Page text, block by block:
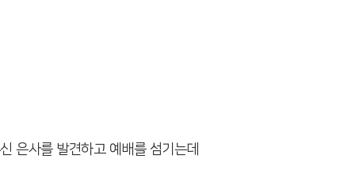
은사를 발견하고 예배를 섬기는데